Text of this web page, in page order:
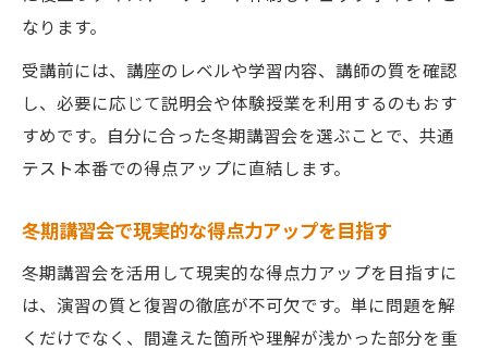
なります。
受講前には、講座のレベルや学習内容、講師の質を確認
し、必要に応じて説明会や体験授業を利用するのもおす
すめです。自分に合った冬期講習会を選ぶことで、共通
テスト本番での得点アップに直結します。
冬期講習会で現実的な得点力アップを目指す
冬期講習会を活用して現実的な得点力アップを目指すに
は、演習の質と復習の徹底が不可欠です。単に問題を解
くだけでなく、間違えた箇所や理解が浅かった部分を重